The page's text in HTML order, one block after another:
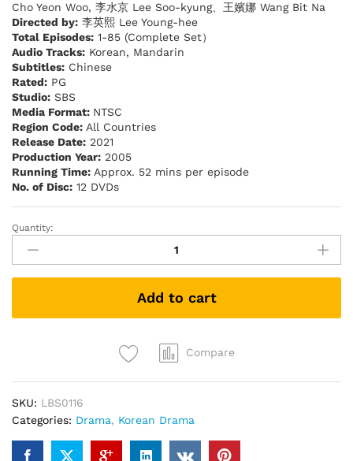
Cho Yeon Woo, 李水京 Lee Soo-kyung、王嬪娜 Wang Bit Na
Directed by: 李英熙 Lee Young-hee
Total Episodes: 1-85 (Complete Set）
Audio Tracks: Korean, Mandarin
Subtitles: Chinese
Rated: PG
Studio: SBS
Media Format: NTSC
Region Code: All Countries
Release Date: 2021
Production Year: 2005
Running Time: Approx. 52 mins per episode
No. of Disc: 12 DVDs
Love
Heaven
老
爺
(Korean
Drama
DVD
Quantity:
Add to cart
Compare
SKU: LBS0116
Categories: Drama, Korean Drama